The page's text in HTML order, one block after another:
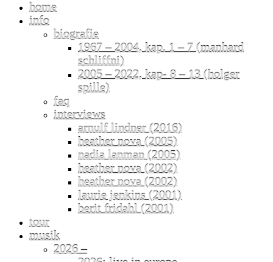
home
info
biografie
1967 – 2004, kap. 1 – 7 (manhard
schliffni)
2005 – 2022, kap- 8 – 13 (holger
spille)
faq
interviews
arnulf lindner (2016)
heather nova (2005)
nadia lanman (2005)
heather nova (2002)
heather nova (2002)
laurie jenkins (2001)
berit fridahl (2001)
tour
musik
2026 –